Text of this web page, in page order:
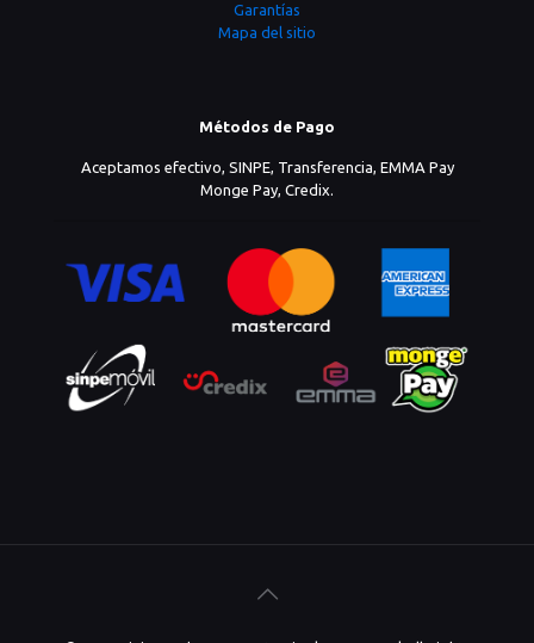
Garantías
Mapa del sitio
Métodos de Pago
Aceptamos efectivo, SINPE, Transferencia, EMMA Pay
Monge Pay, Credix.